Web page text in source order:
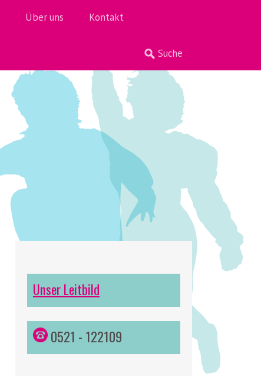
Über uns Kontakt
Unser Leitbild
0521 - 122109